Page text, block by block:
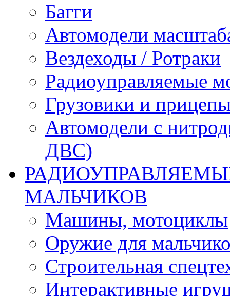
Багги
Автомодели
Вездеходы / Ротраки
Радиоуправляемые
Грузовики и
Автомодели с
ДВС)
МАЛЬЧИКОВ
Машины, мотоциклы
Оружие для
Строительная
Интерактивные